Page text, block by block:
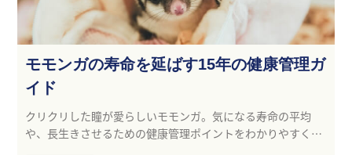
モモンガの寿命を延ばす15年の健康管理ガ
イド
クリクリした瞳が愛らしいモモンガ。気になる寿命の平均
や、長生きさせるための健康管理ポイントをわかりやすく解